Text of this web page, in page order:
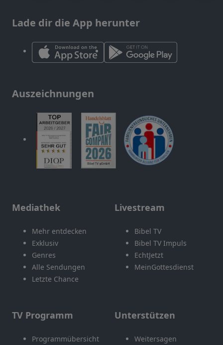
Lade dir die App herunter
Auszeichnungen
Mediathek
Mehr entdecken
Exklusiv
Genres
Alle Sendungen
Letzte Chance
Livestream
Bibel TV
Bibel TV Impuls
EchtJetzt
MeinGottesdienst
TV Programm
Programmübersicht
Unterstützen
Weitersagen